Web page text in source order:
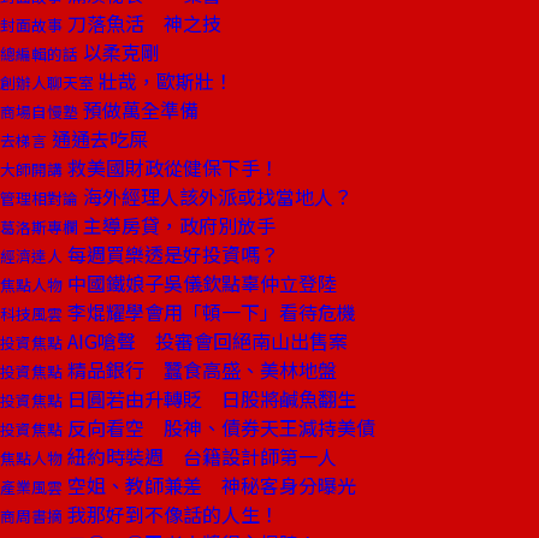
封面故事 刀落魚活 神之技
總編輯的話 以柔克剛
創辦人聊天室 壯哉，歐斯壯！
商場自慢塾 預做萬全準備
去梯言 通通去吃屎
大師開講 救美國財政從健保下手！
管理相對論 海外經理人該外派或找當地人？
葛洛斯專欄 主導房貸，政府別放手
經濟達人 每週買樂透是好投資嗎？
焦點人物 中國鐵娘子吳儀欽點辜仲立登陸
科技風雲 李焜耀學會用「頓一下」看待危機
投資焦點 AIG嗆聲 投審會回絕南山出售案
投資焦點 精品銀行 蠶食高盛、美林地盤
投資焦點 日圓若由升轉貶 日股將鹹魚翻生
投資焦點 反向看空 股神、債券天王減持美債
焦點人物 紐約時裝週 台籍設計師第一人
產業風雲 空姐、教師兼差 神秘客身分曝光
商周書摘 我那好到不像話的人生！